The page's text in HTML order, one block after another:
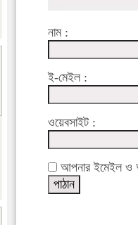
নাম :
ই-মেইল :
ওয়েবসাইট :
আপনার ইমেইল ও